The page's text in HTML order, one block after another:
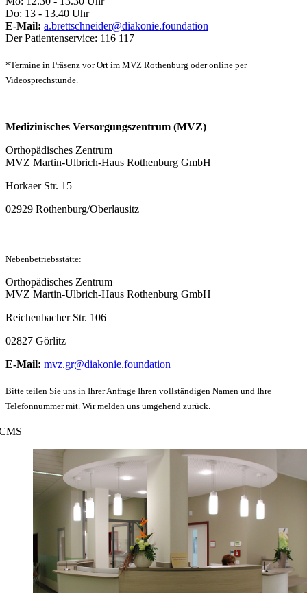
Do: 13 - 13.40 Uhr
E-Mail: a.brettschneider@diakonie.foundation
Der Patientenservice: 116 117
*Termine in Präsenz vor Ort im MVZ Rothenburg oder online per
Videosprechstunde.
Medizinisches Versorgungszentrum (MVZ)
Orthopädisches Zentrum
MVZ Martin-Ulbrich-Haus Rothenburg GmbH
Horkaer Str. 15
02929 Rothenburg/Oberlausitz
Nebenbetriebsstätte:
Orthopädisches Zentrum
MVZ Martin-Ulbrich-Haus Rothenburg GmbH
Reichenbacher Str. 106
02827 Görlitz
E-Mail: mvz.gr@diakonie.foundation
Bitte teilen Sie uns in Ihrer Anfrage Ihren vollständigen Namen und Ihre
Telefonnummer mit. Wir melden uns umgehend zurück.